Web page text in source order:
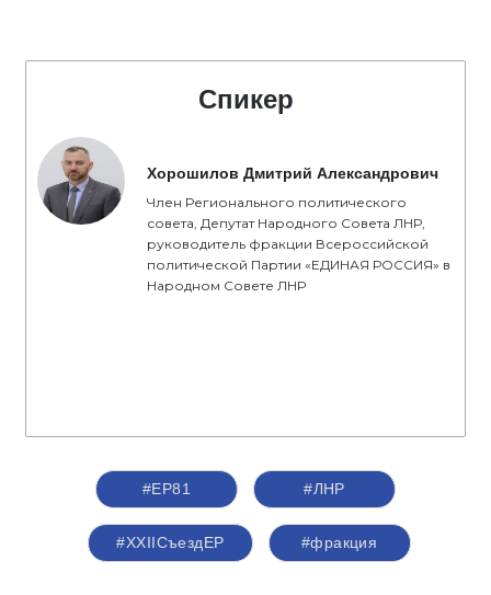
Спикер
Хорошилов Дмитрий Александрович
Член Регионального политического
совета, Депутат Народного Совета ЛНР,
руководитель фракции Всероссийской
политической Партии «ЕДИНАЯ РОССИЯ» в
Народном Совете ЛНР
#ЕР81 #ЛНР
#XXIIСъездЕР #фракция